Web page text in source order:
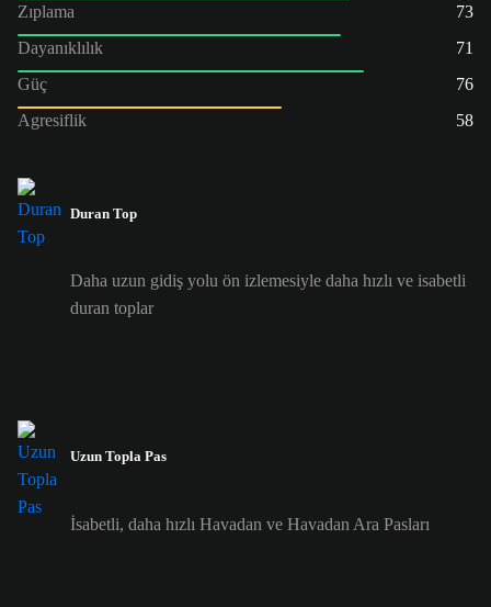
Zıplama
73
Dayanıklılık
71
Güç
76
Agresiflik
58
Duran Top
Daha uzun gidiş yolu ön izlemesiyle daha hızlı ve isabetli
duran toplar
Uzun Topla Pas
İsabetli, daha hızlı Havadan ve Havadan Ara Pasları